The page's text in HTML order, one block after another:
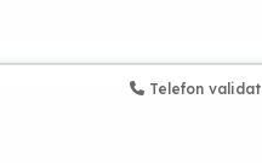
Telefon validat